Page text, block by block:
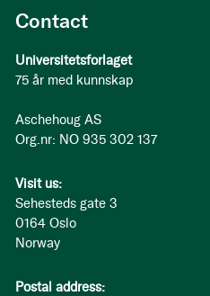
Contact
Universitetsforlaget
75 år med kunnskap
Aschehoug AS
Org.nr: NO 935 302 137
Visit us:
Sehesteds gate 3
0164 Oslo
Norway
Postal address: